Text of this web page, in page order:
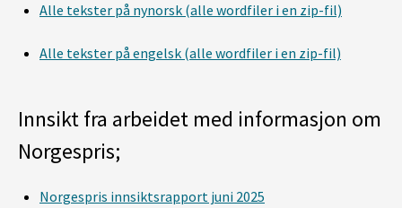
Alle tekster på nynorsk (alle wordfiler i en zip-fil)
Alle tekster på engelsk (alle wordfiler i en zip-fil)
Innsikt fra arbeidet med informasjon om
Norgespris;
Norgespris innsiktsrapport juni 2025